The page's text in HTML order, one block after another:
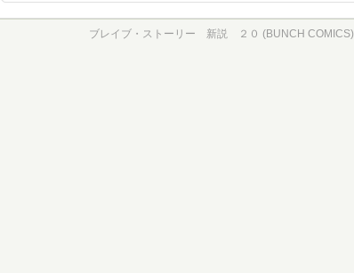
ブレイブ・ストーリー 新説 ２０ (BUNCH COMICS)